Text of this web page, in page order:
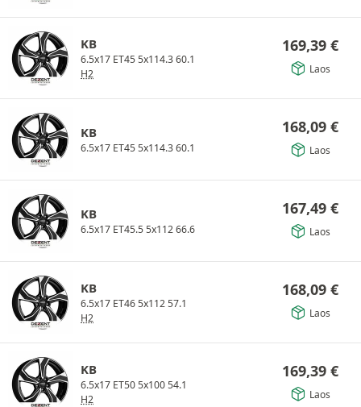
KB
6.5x17 ET45 5x114.3 60.1
H2
169,39 €
Laos
KB
6.5x17 ET45 5x114.3 60.1
168,09 €
Laos
KB
6.5x17 ET45.5 5x112 66.6
167,49 €
Laos
KB
6.5x17 ET46 5x112 57.1
H2
168,09 €
Laos
KB
6.5x17 ET50 5x100 54.1
H2
169,39 €
Laos